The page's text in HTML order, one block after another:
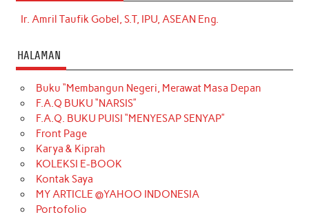
Ir. Amril Taufik Gobel, S.T, IPU, ASEAN Eng.
HALAMAN
Buku “Membangun Negeri, Merawat Masa Depan
F.A.Q BUKU “NARSIS”
F.A.Q. BUKU PUISI “MENYESAP SENYAP”
Front Page
Karya & Kiprah
KOLEKSI E-BOOK
Kontak Saya
MY ARTICLE @YAHOO INDONESIA
Portofolio